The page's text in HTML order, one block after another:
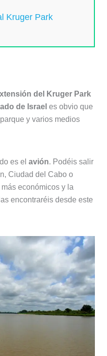
Kruger Park
del Kruger Park
de Israel es obvio que
y varios medios
es el avión. Podéis salir
Ciudad del Cabo o
económicos y la
encontraréis desde este